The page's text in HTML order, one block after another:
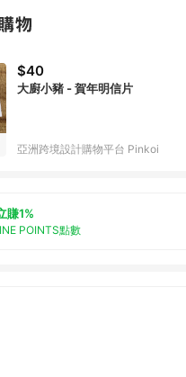
$40
大廚小豬 - 賀年明信片
亞洲跨境設計購物平台 Pinkoi
賺1%
POINTS點數